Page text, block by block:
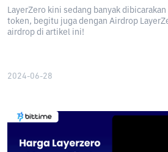
LayerZero kini sedang banyak
token, begitu juga dengan Airdrop
airdrop di artikel ini!
2024-06-28